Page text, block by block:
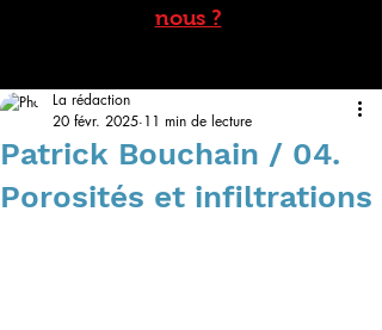
nous ?
Patrick Bouchain / 04.
Porosités et infiltrations
La rédaction
20 févr. 2025 11 min de lecture